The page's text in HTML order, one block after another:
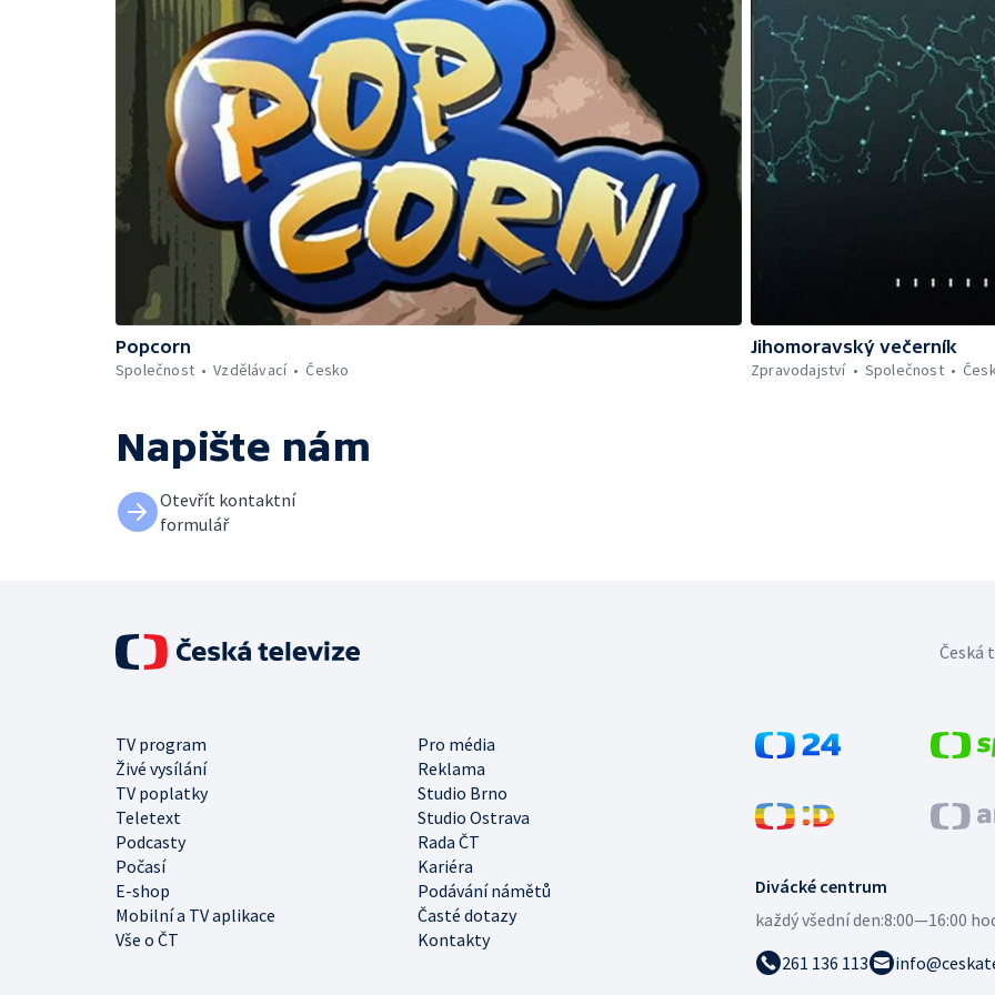
Popcorn
Společnost
Vzdělávací Česko
Jihomoravský večerník
Zpravodajství
Společnost
Napište nám
Otevřít kontaktní
formulář
Divácké centrum
každý všední den:8:00—16:00
261 136 113
TV program
Pro média
Živé vysílání
Reklama
TV poplatky
Studio Brno
Teletext
Studio Ostrava
Podcasty
Rada ČT
Počasí
Kariéra
E-shop
Podávání námětů
Mobilní a TV aplikace
Časté dotazy
Vše o ČT
Kontakty
Česká